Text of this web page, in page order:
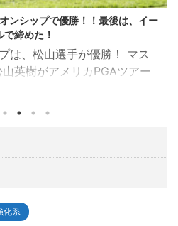
ンシップで優勝！！最後は、イー
で締めた！
は、松山選手が優勝！ マス
英樹がアメリカPGAツアー
ーと較べてひとケタ違いま
ホールでは、２オンでワンパ
巻の終わり方でガッツポー
て「やったー！！」と思わず
ました。 今回は、肝心なとこ
化系